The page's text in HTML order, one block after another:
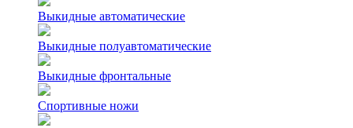
Выкидные автоматические
Выкидные полуавтоматические
Выкидные фронтальные
Спортивные ножи